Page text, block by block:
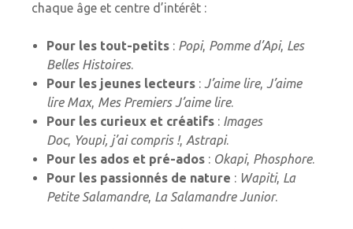
chaque âge et centre d’intérêt :
Pour les tout-petits : Popi, Pomme d’Api, Les
Belles Histoires.
Pour les jeunes lecteurs :J’aime lire,J’aime
lire Max, Mes Premiers J’aime lire.
Pour les curieux et créatifs : Images
Doc, Youpi, j’ai compris !, Astrapi.
Pour les ados et pré-ados : Okapi, Phosphore.
Pour les passionnés de nature : Wapiti, La
Petite Salamandre, La Salamandre Junior.